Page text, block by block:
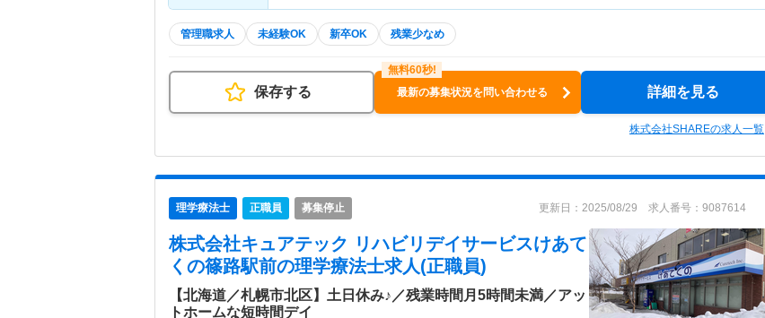
管理職求人 未経験OK 新卒OK 残業少なめ
保存する 最新の募集状況を問い合わせる 詳細を見る
株式会社SHAREの求人一覧
理学療法士 正職員 募集停止 更新日：2025/08/29 求人番号：9087614
株式会社キュアテック リハビリデイサービスけあて
くの篠路駅前の理学療法士求人(正職員)
【北海道／札幌市北区】土日休み♪／残業時間月5時間未満／アッ
トホームな短時間デイ